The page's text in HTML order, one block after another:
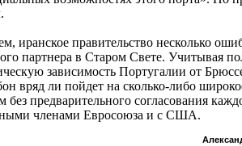
иранское правительство несколько
партнера в Старом Свете. Учитывая
зависимость Португалии от
вряд ли пойдет на сколько-либо
без предварительного согласования
членами Евросоюза и с США.